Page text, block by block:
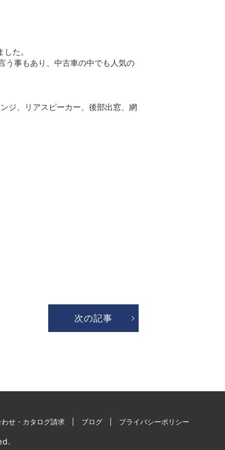
た。
う事もあり、中古車の中でも人気の
ジ、リアスピーカー、後部出窓、網
次の記事
せ・カタログ請求 ブログ プライバシーポリシー